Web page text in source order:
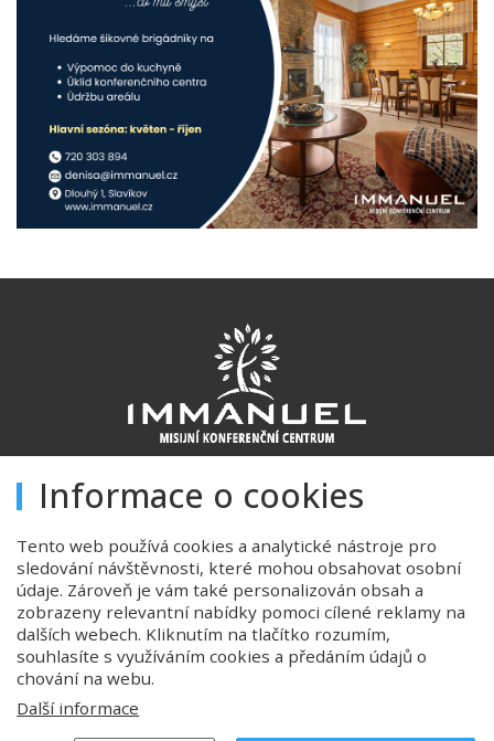
Úvod
Ubytování
Konferenční prostory
Stravování
Ceník
Informace o cookies
Tento web používá cookies a analytické nástroje pro
sledování návštěvnosti, které mohou obsahovat osobní
údaje. Zároveň je vám také personalizován obsah a
zobrazeny relevantní nabídky pomoci cílené reklamy na
dalších webech. Kliknutím na tlačítko rozumím,
souhlasíte s využíváním cookies a předáním údajů o
chování na webu.
Další informace